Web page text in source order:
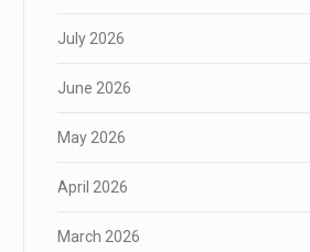
July 2026
June 2026
May 2026
April 2026
March 2026